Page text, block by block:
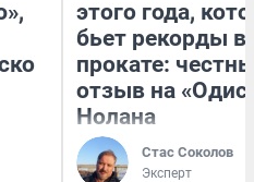
этого года,
бьет рекорды в
прокате:
отзыв на
Нолана
Стас Соколов
Эксперт